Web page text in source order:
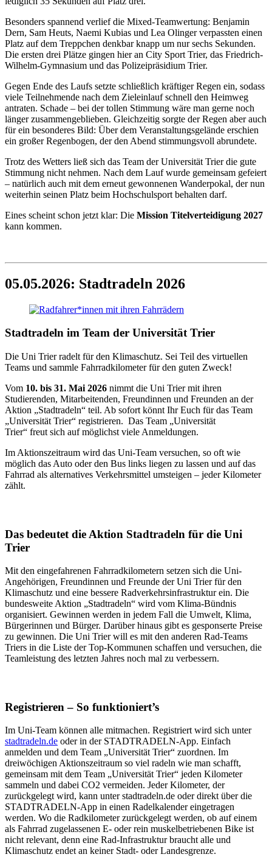
Besonders spannend verlief die Mixed-Teamwertung: Benjamin
Dern, Sam Heuts, Naemi Kubias und Lea Olinger verpassten einen
Platz auf dem Treppchen denkbar knapp um nur sechs Sekunden.
Die ersten drei Plätze gingen hier an City Sport Trier, das Friedrich-
Wilhelm-Gymnasium und das Polizeipräsidium Trier.
Gegen Ende des Laufs setzte schließlich kräftiger Regen ein, sodass
viele Teilnehmende nach dem Zieleinlauf schnell den Heimweg
antraten. Schade – bei der tollen Stimmung wäre man gerne noch
länger zusammengeblieben. Gleichzeitig sorgte der Regen aber auch
für ein besonderes Bild: Über dem Veranstaltungsgelände erschien
ein großer Regenbogen, der den Abend stimmungsvoll abrundete.
Trotz des Wetters ließ sich das Team der Universität Trier die gute
Stimmung nicht nehmen. Nach dem Lauf wurde gemeinsam gefeiert
– natürlich auch mit dem erneut gewonnenen Wanderpokal, der nun
weiterhin seinen Platz beim Hochschulsport behalten darf.
Eines scheint schon jetzt klar: Die Mission Titelverteidigung 2027
kann kommen.
05.05.2026: Stadtradeln 2026
Stadtradeln im Team der Universität Trier
Die Uni Trier radelt für den Klimaschutz. Sei Teil des virtuellen
Teams und sammle Fahrradkilometer für den guten Zweck!
Vom 10. bis 31. Mai 2026 nimmt die Uni Trier mit ihren
Studierenden, Mitarbeitenden, Freundinnen und Freunden an der
Aktion „Stadtradeln“ teil. Ab sofort könnt Ihr Euch für das Team
„Universität Trier“ registrieren. Das Team „Universität
Trier“ freut sich auf möglichst viele Anmeldungen.
Im Aktionszeitraum wird das Uni-Team versuchen, so oft wie
möglich das Auto oder den Bus links liegen zu lassen und auf das
Fahrrad als alternatives Verkehrsmittel umsteigen – jeder Kilometer
zählt.
Das bedeutet die Aktion Stadtradeln für die Uni
Trier
Mit den eingefahrenen Fahrradkilometern setzen sich die Uni-
Angehörigen, Freundinnen und Freunde der Uni Trier für den
Klimaschutz und eine bessere Radverkehrsinfrastruktur ein. Die
bundesweite Aktion „Stadtradeln“ wird vom Klima-Bündnis
organisiert. Gewinnen werden in jedem Fall die Umwelt, Klima,
Bürgerinnen und Bürger. Darüber hinaus gibt es gesponserte Preise
zu gewinnen. Die Uni Trier will es mit den anderen Rad-Teams
Triers in die Liste der Top-Kommunen schaffen und versuchen, die
Teamleistung des letzten Jahres noch mal zu verbessern.
Registrieren – So funktioniert’s
Im Uni-Team können alle mitmachen. Registriert wird sich unter
stadtradeln.de oder in der STADTRADELN-App. Einfach
anmelden und dem Team „Universität Trier“ zuordnen. Im
dreiwöchigen Aktionszeitraum so viel radeln wie man schafft,
gemeinsam mit dem Team „Universität Trier“ jeden Kilometer
sammeln und dabei CO2 vermeiden. Jeder Kilometer, der
zurückgelegt wird, kann unter stadtradeln.de oder direkt über die
STADTRADELN-App in einen Radelkalender eingetragen
werden. Wo die Radkilometer zurückgelegt werden, ob auf einem
als Fahrrad zugelassenen E- oder rein muskelbetriebenen Bike ist
nicht relevant, denn eine Rad-Infrastruktur braucht alle und
Klimaschutz endet an keiner Stadt- oder Landesgrenze.